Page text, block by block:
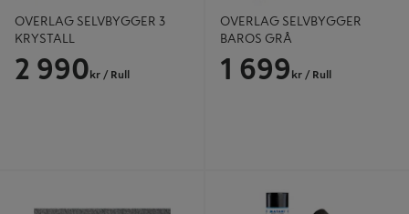
OVERLAG SELVBYGGER 3
KRYSTALL
2 990 kr / Rull
OVERLAG SELVBYGGER
BAROS GRÅ
1 699 kr / Rull